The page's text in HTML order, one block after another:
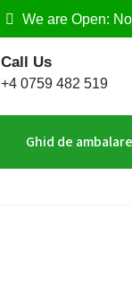
We are Open:
Call Us
+4 0759 482 519
Ghid de ambalare